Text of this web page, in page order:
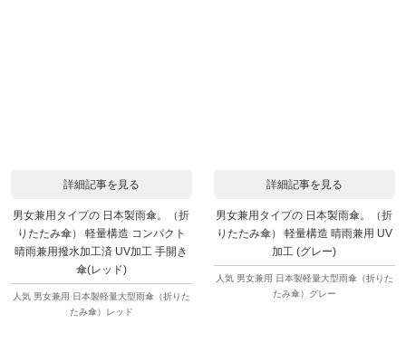
詳細記事を見る
男女兼用タイプの 日本製雨傘。（折
りたたみ傘） 軽量構造 コンパクト
晴雨兼用撥水加工済 UV加工 手開き
傘(レッド)
人気 男女兼用 日本製軽量大型雨傘（折りた
たみ傘）レッド
詳細記事を見る
男女兼用タイプの 日本製雨傘。（折
りたたみ傘） 軽量構造 晴雨兼用 UV
加工 (グレー)
人気 男女兼用 日本製軽量大型雨傘（折りた
たみ傘）グレー